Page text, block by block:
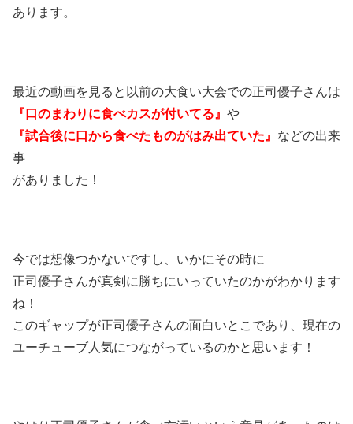
あります。
最近の動画を見ると以前の大食い大会での正司優子さんは
『口のまわりに食べカスが付いてる』 や
『試合後に口から食べたものがはみ出ていた』 などの出来
事
がありました！
今では想像つかないですし、いかにその時に
正司優子さんが真剣に勝ちにいっていたのかがわかります
ね！
このギャップが正司優子さんの面白いとこであり、現在の
ユーチューブ人気につながっているのかと思います！